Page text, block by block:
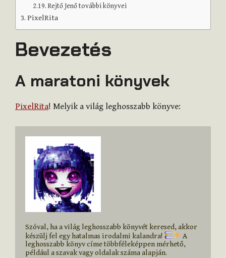
Rejtő Jenő további könyvei
PixelRita
Bevezetés
A maratoni könyvek
PixelRita! Melyik a világ leghosszabb könyve:
Szóval, ha a világ leghosszabb könyvét keresed, akkor
készülj fel egy hatalmas irodalmi kalandra!
A
leghosszabb könyv címe többféleképpen mérhető,
például a szavak vagy oldalak száma alapján.